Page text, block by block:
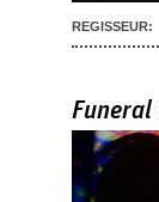
REGISSEUR:
Funeral